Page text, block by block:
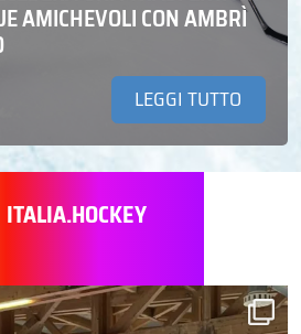
AMICHEVOLI CON AMBRÌ
LEGGI TUTTO
ITALIA.HOCKEY